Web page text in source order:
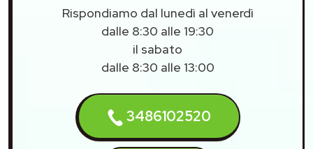
Rispondiamo dal lunedì al venerdì
dalle 8:30 alle 19:30
il sabato
dalle 8:30 alle 13:00
3486102520